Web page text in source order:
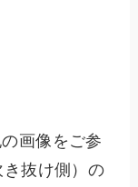
画像をご参
抜け側）の